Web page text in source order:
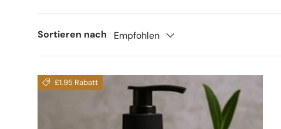
Sortieren nach Empfohlen
£1.95 Rabatt